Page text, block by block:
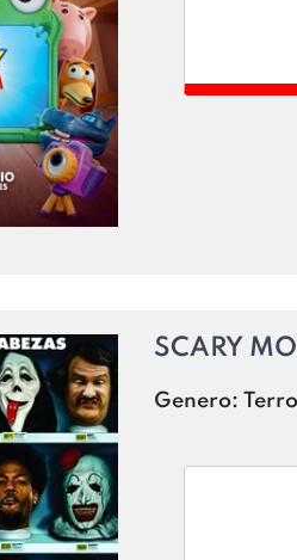
SCARY
Genero: